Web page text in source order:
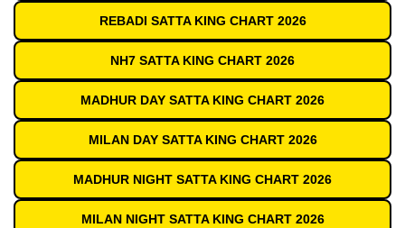
REBADI SATTA KING CHART 2026
NH7 SATTA KING CHART 2026
MADHUR DAY SATTA KING CHART 2026
MILAN DAY SATTA KING CHART 2026
MADHUR NIGHT SATTA KING CHART 2026
MILAN NIGHT SATTA KING CHART 2026